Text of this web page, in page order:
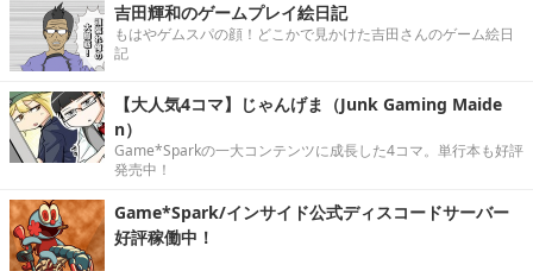
吉田輝和のゲームプレイ絵日記
もはやゲムスパの顔！どこかで見かけた吉田さんのゲーム絵日
記
【大人気4コマ】じゃんげま（Junk Gaming Maide
n）
Game*Sparkの一大コンテンツに成長した4コマ。単行本も好評
発売中！
Game*Spark/インサイド公式ディスコードサーバー
好評稼働中！